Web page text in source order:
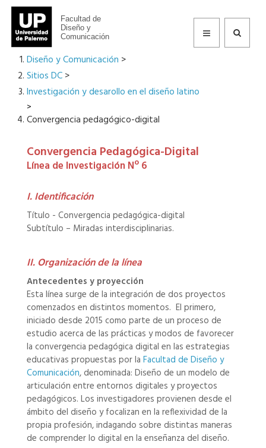
Facultad de
Diseño y
Comunicación
Diseño y Comunicación >
Sitios DC>
Investigación y desarollo en el diseño latino
>
Convergencia pedagógico-digital
Convergencia Pedagógica-Digital
Línea de Investigación Nº 6
I. Identificación
Título - Convergencia pedagógica-digital
Subtítulo – Miradas interdisciplinarias.
II. Organización de la línea
Antecedentes y proyección
Esta línea surge de la integración de dos proyectos
comenzados en distintos momentos. El primero,
iniciado desde 2015 como parte de un proceso de
estudio acerca de las prácticas y modos de favorecer
la convergencia pedagógica digital en las estrategias
educativas propuestas por la Facultad de Diseño y
Comunicación, denominada: Diseño de un modelo de
articulación entre entornos digitales y proyectos
pedagógicos. Los investigadores provienen desde el
ámbito del diseño y focalizan en la reflexividad de la
propia profesión, indagando sobre distintas maneras
de comprender lo digital en la enseñanza del diseño.